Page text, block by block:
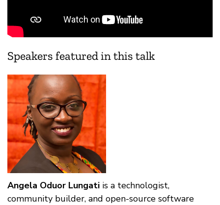
Speakers featured in this talk
Angela Oduor Lungati is a technologist,
community builder, and open-source software